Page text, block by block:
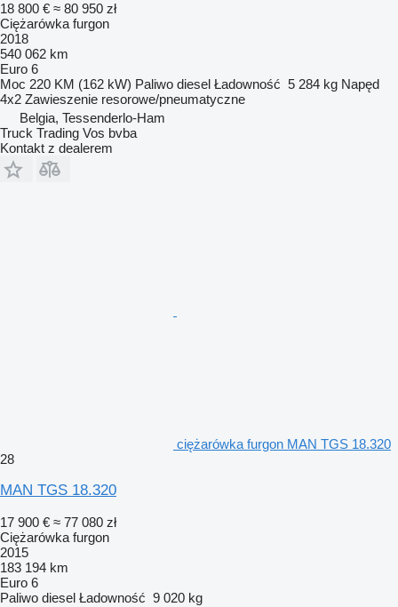
18 800 € ≈ 80 950 zł
Ciężarówka furgon
2018
540 062 km
Euro 6
Moc 220 KM (162 kW) Paliwo diesel Ładowność 5 284 kg Napęd
4x2 Zawieszenie resorowe/pneumatyczne
Belgia, Tessenderlo-Ham
Truck Trading Vos bvba
Kontakt z dealerem
ciężarówka furgon MAN TGS 18.320
28
MAN TGS 18.320
17 900 € ≈ 77 080 zł
Ciężarówka furgon
2015
183 194 km
Euro 6
Paliwo diesel Ładowność 9 020 kg